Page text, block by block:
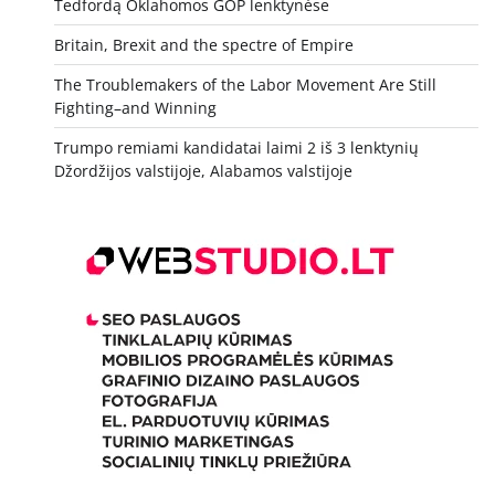
Tedfordą Oklahomos GOP lenktynėse
Britain, Brexit and the spectre of Empire
The Troublemakers of the Labor Movement Are Still
Fighting–and Winning
Trumpo remiami kandidatai laimi 2 iš 3 lenktynių
Džordžijos valstijoje, Alabamos valstijoje